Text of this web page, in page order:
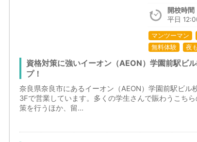
開校時間
平日
マンツーマン
無料体験
夜
資格対策に強いイーオン（AEON）学園前駅ビ
プ！
奈良県奈良市にあるイーオン（AEON）学園前駅ビ
3Fで営業しています。多くの学生さんで賑わうこち
策を行うほか、留...